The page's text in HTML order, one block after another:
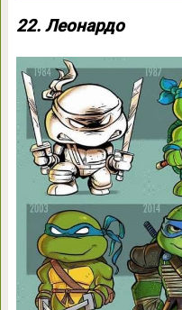
22. Леонардо